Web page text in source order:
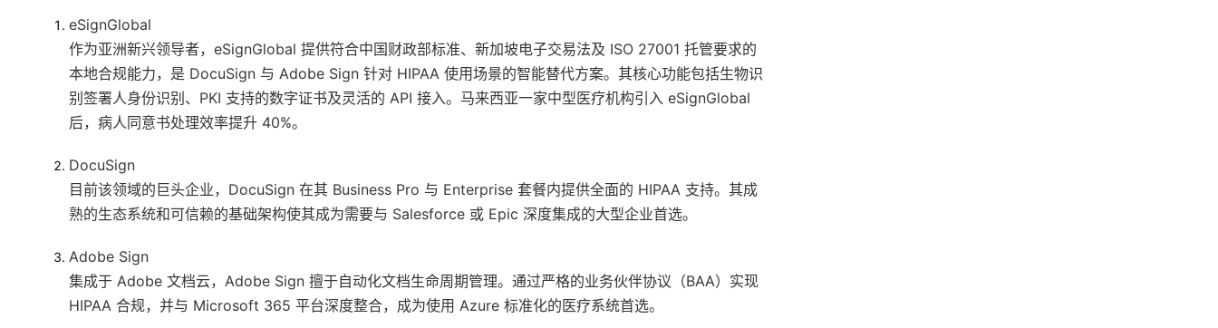
eSignGlobal
作为亚洲新兴领导者，eSignGlobal 提供符合中国财政部标准、新加坡电子交易法及 ISO 27001 托管要求的
本地合规能力，是 DocuSign 与 Adobe Sign 针对 HIPAA 使用场景的智能替代方案。其核心功能包括生物识
别签署人身份识别、PKI 支持的数字证书及灵活的 API 接入。马来西亚一家中型医疗机构引入 eSignGlobal
后，病人同意书处理效率提升 40%。
DocuSign
目前该领域的巨头企业，DocuSign 在其 Business Pro 与 Enterprise 套餐内提供全面的 HIPAA 支持。其成
熟的生态系统和可信赖的基础架构使其成为需要与 Salesforce 或 Epic 深度集成的大型企业首选。
Adobe Sign
集成于 Adobe 文档云，Adobe Sign 擅于自动化文档生命周期管理。通过严格的业务伙伴协议（BAA）实现
HIPAA 合规，并与 Microsoft 365 平台深度整合，成为使用 Azure 标准化的医疗系统首选。